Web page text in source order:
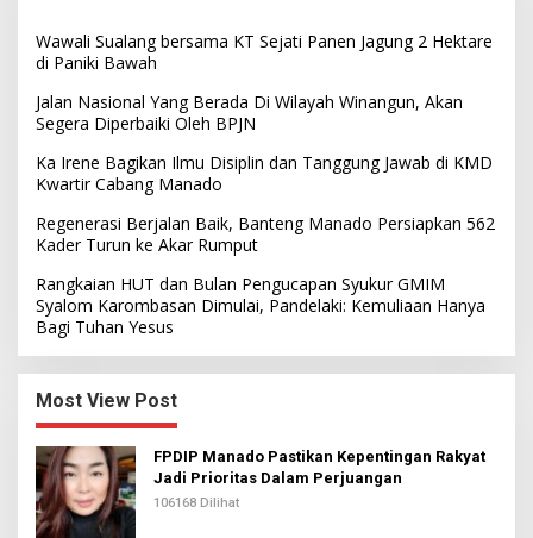
Wawali Sualang bersama KT Sejati Panen Jagung 2 Hektare
di Paniki Bawah
Jalan Nasional Yang Berada Di Wilayah Winangun, Akan
Segera Diperbaiki Oleh BPJN
Ka Irene Bagikan Ilmu Disiplin dan Tanggung Jawab di KMD
Kwartir Cabang Manado
Regenerasi Berjalan Baik, Banteng Manado Persiapkan 562
Kader Turun ke Akar Rumput
Rangkaian HUT dan Bulan Pengucapan Syukur GMIM
Syalom Karombasan Dimulai, Pandelaki: Kemuliaan Hanya
Bagi Tuhan Yesus
Most View Post
FPDIP Manado Pastikan Kepentingan Rakyat
Jadi Prioritas Dalam Perjuangan
106168 Dilihat